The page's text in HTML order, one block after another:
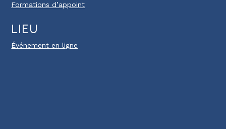
Formations d’appoint
LIEU
Événement en ligne